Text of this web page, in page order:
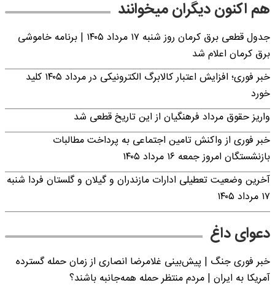
هم اکنون دیگران میخوانند
جدول قطعی برق کرمان روز شنبه ۱۷ مرداد ۱۴۰۵ | برنامه خاموشی
برق کرمان اعلام شد
خبر فوری؛ افزایش اعتبار کالابرگ الکترونیکی در مرداد ۱۴۰۵ کلید
خورد
واریز حقوق مرداد فرهنگیان از این تاریخ قطعی شد
خبر فوری از واکنش تامین اجتماعی به پرداخت مطالبات
بازنشستگان امروز جمعه ۱۶ مرداد ۱۴۰۵
آخرین وضعیت تعطیلی ادارات مازندران و گیلان و گلستان فردا شنبه
۱۷ مرداد ۱۴۰۵
دعوای داغ
خبر فوری جنگ | پیش‌بینی غلامرضا انصاری از زمان حمله گسترده
آمریکا به ایران | مردم منتظر حمله همه‌جانبه باشند؟